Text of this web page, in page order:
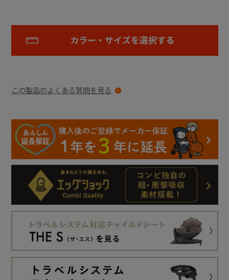
カラー・サイズを選択する
この製品のよくある質問を見る